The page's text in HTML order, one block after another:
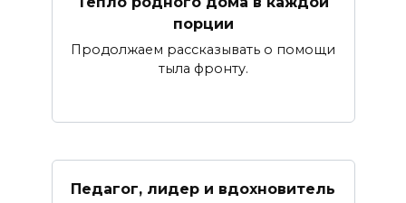
порции
Продолжаем рассказывать о помощи
тыла фронту.
Педагог, лидер и вдохновитель